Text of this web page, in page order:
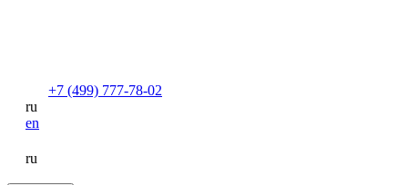
+7 (499) 777-78-02
ru
en
ru